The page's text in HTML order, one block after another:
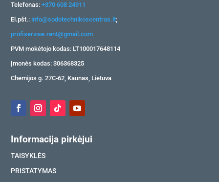
Telefonas:+370 608 24911
El.pšt.: info@sodotechnikoscentras.lt;
profiservise.rent@gmail.com
PVM mokėtojo kodas: LT100017648114
Įmonės kodas: 306368325
Chemijos g. 27C-62, Kaunas, Lietuva
Informacija pirkėjui
TAISYKLĖS
PRISTATYMAS